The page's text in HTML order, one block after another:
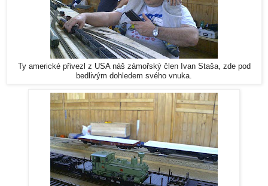
Ty americké přivezl z USA náš zámořský člen Ivan Staša, zde pod
bedlivým dohledem svého vnuka.